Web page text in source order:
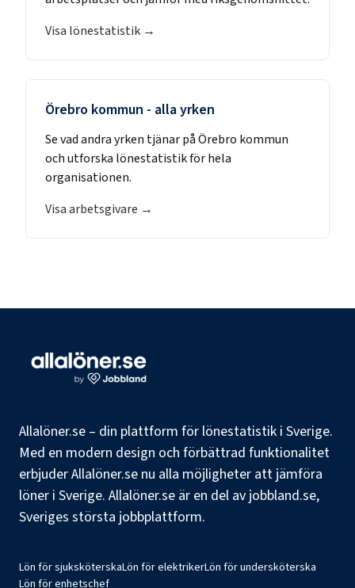
Visa lönestatistik →
Örebro kommun - alla yrken
Se vad andra yrken tjänar påÖrebro kommun
och utforska lönestatistik för hela
organisationen.
Visa arbetsgivare →
Allalöner.se – din plattform för lönestatistik i Sverige.
Med en modern design och förbättrad funktionalitet
erbjuder Allalöner.se nu alla möjligheter att jämföra
löner i Sverige. Allalöner.se är en del av jobbland.se,
Sveriges största jobbplattform.
Lön för sjuksköterskaLön för elektrikerLön för undersköterska
Lön för enhetschef